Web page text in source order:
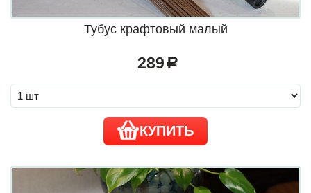
Тубус крафтовый малый
289 a
КУПИТЬ